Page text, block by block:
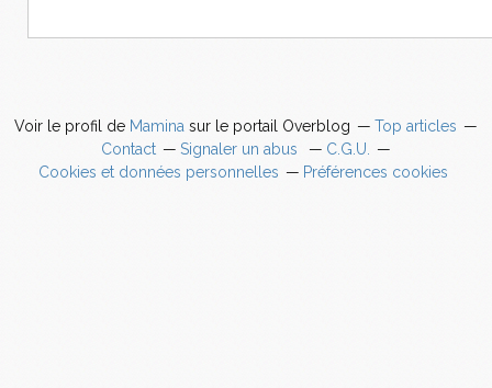
Voir le profil de Mamina sur le portail Overblog
Top articles
Contact
Signaler un abus
C.G.U.
Cookies et données personnelles
Préférences cookies